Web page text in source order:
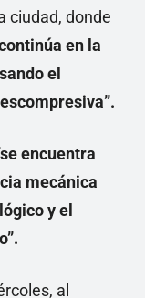
ciudad, donde
en la
el
encuentra
mecánica
y el
al